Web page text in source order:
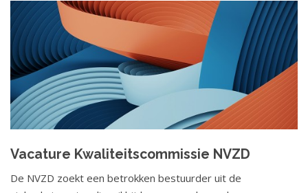
r
a
v
i
g
a
t
e
Vacature Kwaliteitscommissie NVZD
De NVZD zoekt een betrokken bestuurder uit de